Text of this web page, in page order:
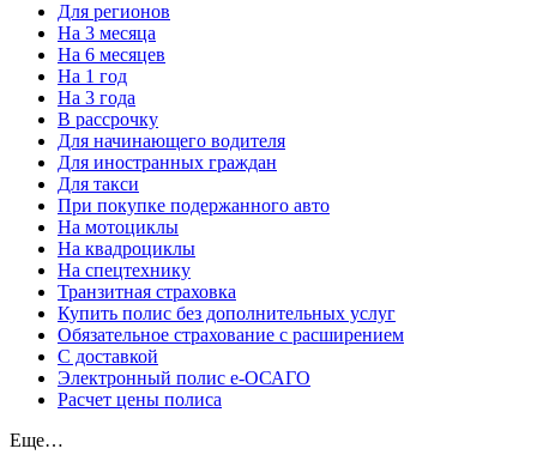
Для регионов
На 3 месяца
На 6 месяцев
На 1 год
На 3 года
В рассрочку
Для начинающего водителя
Для иностранных граждан
Для такси
При покупке подержанного авто
На мотоциклы
На квадроциклы
На спецтехнику
Транзитная страховка
Купить полис без дополнительных услуг
Обязательное страхование с расширением
С доставкой
Электронный полис е-ОСАГО
Расчет цены полиса
Еще…